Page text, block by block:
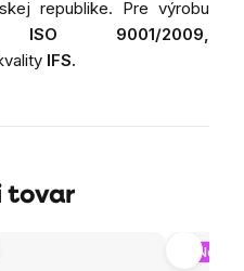
republike. Pre výrobu
ISO 9001/2009,
IFS.
tovar
Nový